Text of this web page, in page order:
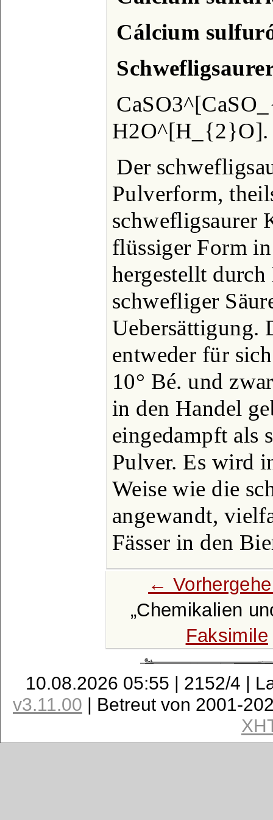
Cálcium
H2O^[H_{2}O].
Der
Pulverform,
schwefligsaurer
flüssiger Form
hergestellt
schwefliger
Uebersättigung.
entweder für
10° Bé. und
in den Handel
eingedampft als
Pulver. Es wird
Weise wie die
angewandt,
Fässer in den
←
Chemikalien
Faksimile
10.08.2026 05:55 | 2152/4 |
v3.11.00 | Betreut von 2001-